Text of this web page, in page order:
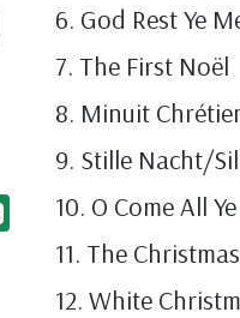
6. God Rest Ye
7. The First Noël
8. Minuit
9. Stille Nacht/
10. O Come All
11. The
12. White